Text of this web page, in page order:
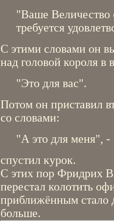
"Ваше Величество
требуется
С этими словами он
над головой короля в
"Это для вас".
Потом он приставил
со словами:
"А это для меня", -
спустил курок.
С этих пор Фридрих
перестал колотить
приближённым стало
больше.